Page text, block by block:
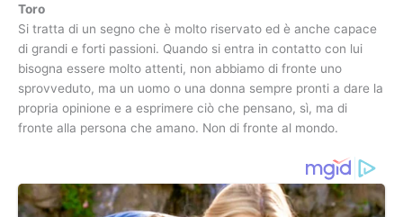
Toro
Si tratta di un segno che è molto riservato ed è anche capace
di grandi e forti passioni. Quando si entra in contatto con lui
bisogna essere molto attenti, non abbiamo di fronte uno
sprovveduto, ma un uomo o una donna sempre pronti a dare la
propria opinione e a esprimere ciò che pensano, sì, ma di
fronte alla persona che amano. Non di fronte al mondo.